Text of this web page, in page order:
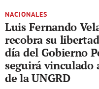
NACIONALES
Luis Fernando
recobra su
día del Gobierno
seguirá vinculado
de la UNGRD